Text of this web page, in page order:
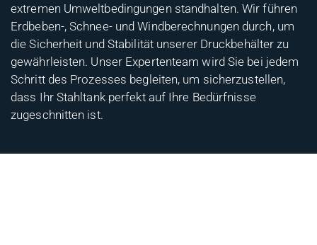
extremen Umweltbedingungen standhalten. Wir führen
Erdbeben-, Schnee- und Windberechnungen durch, um
die Sicherheit und Stabilität unserer Druckbehälter zu
gewährleisten. Unser Expertenteam wird Sie bei jedem
Schritt des Prozesses begleiten, um sicherzustellen,
dass Ihr Stahltank perfekt auf Ihre Bedürfnisse
zugeschnitten ist.